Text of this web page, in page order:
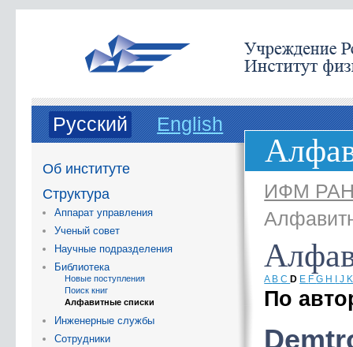
Русский English
Об институте
Структура
Аппарат управления
Ученый совет
Научные подразделения
Библиотека
Новые поступления
Поиск книг
Алфавитные списки
Инженерные службы
Сотрудники
ИФМ
A BC D E FG H IJ
По